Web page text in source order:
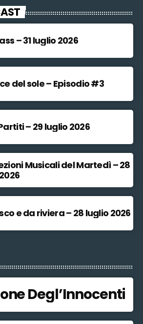
– 31 luglio 2026
del sole – Episodio #3
– 29 luglio 2026
Musicali del Martedì – 28
e da riviera – 28 luglio 2026
Degl’Innocenti